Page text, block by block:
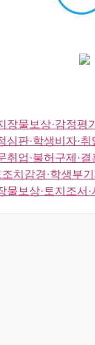
물보상·감정평
판·학생비자·
업·불허구제·
치감경·학생부
보상·토지조서